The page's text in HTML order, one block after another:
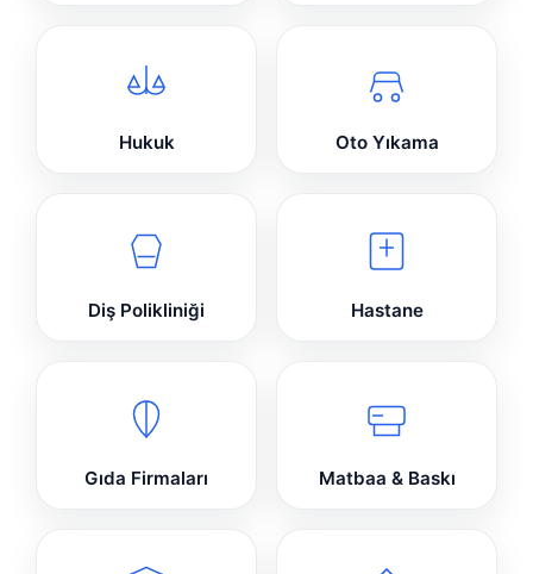
Hukuk Oto Yıkama
Diş Polikliniği Hastane
Gıda Firmaları Matbaa & Baskı